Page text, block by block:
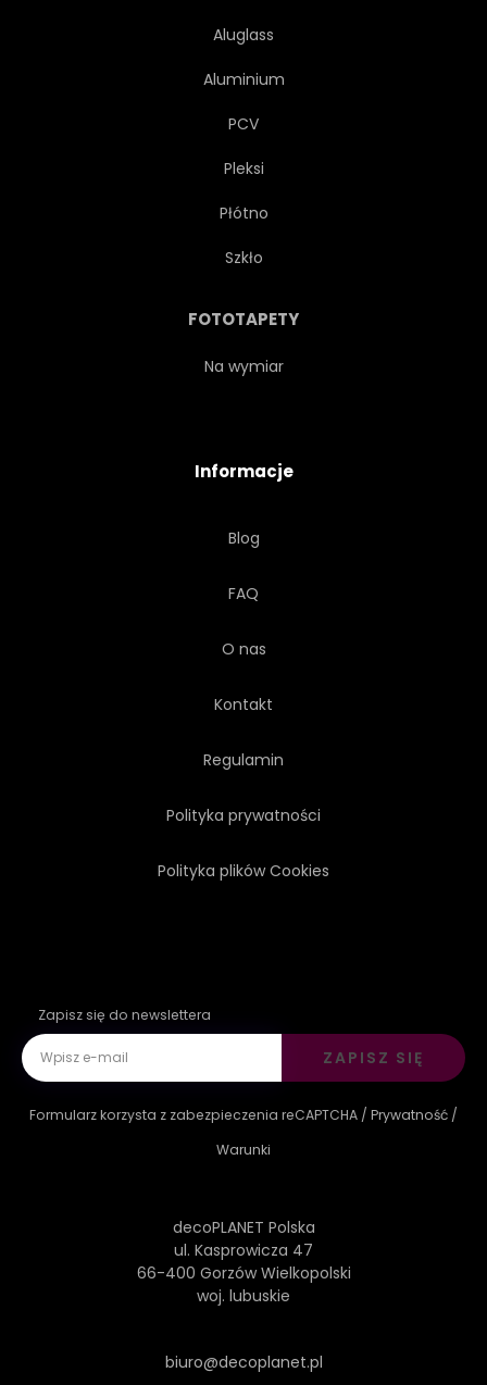
Aluglass
Aluminium
PCV
Pleksi
Płótno
Szkło
FOTOTAPETY
Na wymiar
Informacje
Blog
FAQ
O nas
Kontakt
Regulamin
Polityka prywatności
Polityka plików Cookies
Zapisz się do newslettera
ZAPISZ SIĘ
Formularz korzysta z zabezpieczenia reCAPTCHA / Prywatność /
Warunki
decoPLANET Polska
ul. Kasprowicza 47
66-400 Gorzów Wielkopolski
woj. lubuskie
biuro@decoplanet.pl